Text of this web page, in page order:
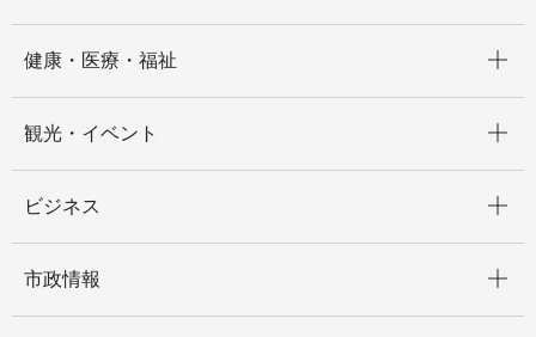
健康・医療・福祉
観光・イベント
ビジネス
市政情報